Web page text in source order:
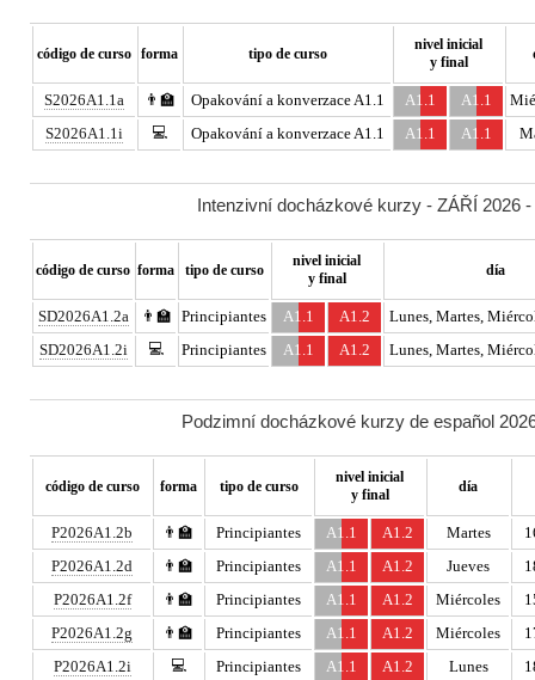
código de curso forma tipo de curso
nivel inicial
y final
S2026A1.1a 👨‍🏫 Opakování a konverzace A1.1 A1.1 A1.1
S2026A1.1i
💻 Opakování a konverzace A1.1 A1.1 A1.1
Intenzivní docházkové kurzy - ZÁŘÍ 2026
código de curso forma tipo de curso
nivel inicial
y final
día
SD2026A1.2a 👨‍🏫 Principiantes A1.1 A1.2
Lunes, Martes,
SD2026A1.2i
💻 Principiantes A1.1 A1.2 Lunes, Martes,
Podzimní docházkové kurzy de español
código de curso forma tipo de curso
nivel inicial
y final
día
P2026A1.2b 👨‍🏫 Principiantes A1.1 A1.2 Martes
P2026A1.2d
👨‍🏫 Principiantes A1.1 A1.2 Jueves
P2026A1.2f
👨‍🏫 Principiantes A1.1 A1.2 Miércoles
P2026A1.2g
👨‍🏫 Principiantes A1.1 A1.2 Miércoles
P2026A1.2i
💻 Principiantes A1.1 A1.2 Lunes